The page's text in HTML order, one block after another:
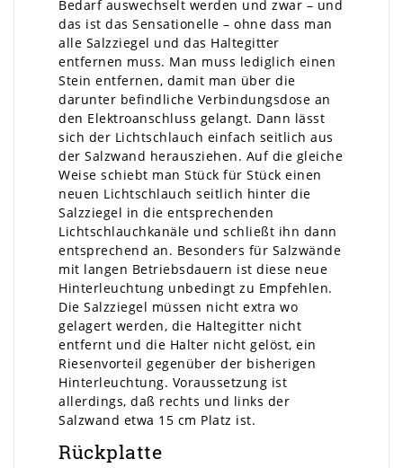
Bedarf auswechselt werden und zwar – und
das ist das Sensationelle – ohne dass man
alle Salzziegel und das Haltegitter
entfernen muss. Man muss lediglich einen
Stein entfernen, damit man über die
darunter befindliche Verbindungsdose an
den Elektroanschluss gelangt. Dann lässt
sich der Lichtschlauch einfach seitlich aus
der Salzwand herausziehen. Auf die gleiche
Weise schiebt man Stück für Stück einen
neuen Lichtschlauch seitlich hinter die
Salzziegel in die entsprechenden
Lichtschlauchkanäle und schließt ihn dann
entsprechend an. Besonders für Salzwände
mit langen Betriebsdauern ist diese neue
Hinterleuchtung unbedingt zu Empfehlen.
Die Salzziegel müssen nicht extra wo
gelagert werden, die Haltegitter nicht
entfernt und die Halter nicht gelöst, ein
Riesenvorteil gegenüber der bisherigen
Hinterleuchtung. Voraussetzung ist
allerdings, daß rechts und links der
Salzwand etwa 15 cm Platz ist.
Rückplatte